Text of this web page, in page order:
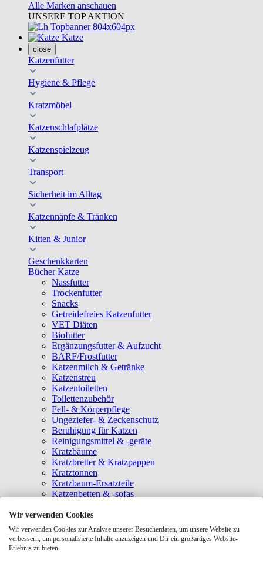
Alle Marken anschauen
UNSERE TOP AKTION
Katze
close
Katzenfutter
Hygiene & Pflege
Kratzmöbel
Katzenschlafplätze
Katzenspielzeug
Transport
Sicherheit im Alltag
Katzennäpfe & Tränken
Kitten & Junior
Geschenkkarten
Bücher Katze
Nassfutter
Trockenfutter
Snacks
Getreidefreies Katzenfutter
VET Diäten
Biofutter
Ergänzungsfutter & Aufzucht
BARF/Frostfutter
Katzenmilch & Getränke
Katzenstreu
Katzentoiletten
Toilettenzubehör
Fell- & Körperpflege
Ungeziefer- & Zeckenschutz
Beruhigung für Katzen
Reinigungsmittel & -geräte
Kratzbäume
Kratzbretter & Kratzpappen
Kratztonnen
Kratzbaum-Ersatzteile
Katzenbetten & -sofas
Katzenhäuser
Hängematten & Fensterliegeplätze
Katzendecken & -matten
Baldrian- & Catnipspielzeug
Wir verwenden Cookies
Wir verwenden Cookies zur Analyse unserer Besucherdaten, um unsere Website zu
verbessern, um personalisierte Inhalte anzuzeigen und Dir ein großartiges Website-
Erlebnis zu bieten.